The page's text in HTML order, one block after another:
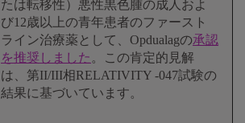
たは転移性）悪性黒色腫の成人およ
び12歳以上の青年患者のファースト
ライン治療薬として、Opdualagの承認
を推奨しました 。この肯定的見解
は、第II/III相RELATIVITY -047試験の
結果に基づいています。